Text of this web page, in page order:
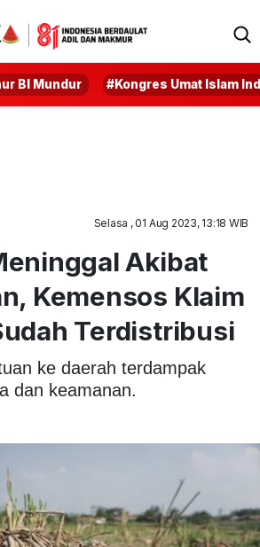
BI Mundur #Kongres Umat Islam
Selasa , 01 Aug 2023, 13:18 WIB
Akibat
Kemensos Klaim
Terdistribusi
ke daerah terdampak
dan keamanan.